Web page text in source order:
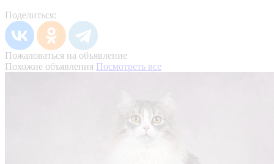
Поделиться:
Пожаловаться на объявление
Похожие объявления Посмотреть все